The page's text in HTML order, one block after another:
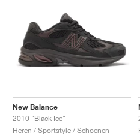
New Balance
2010 "Black Ice"
Heren / Sportstyle / Schoenen